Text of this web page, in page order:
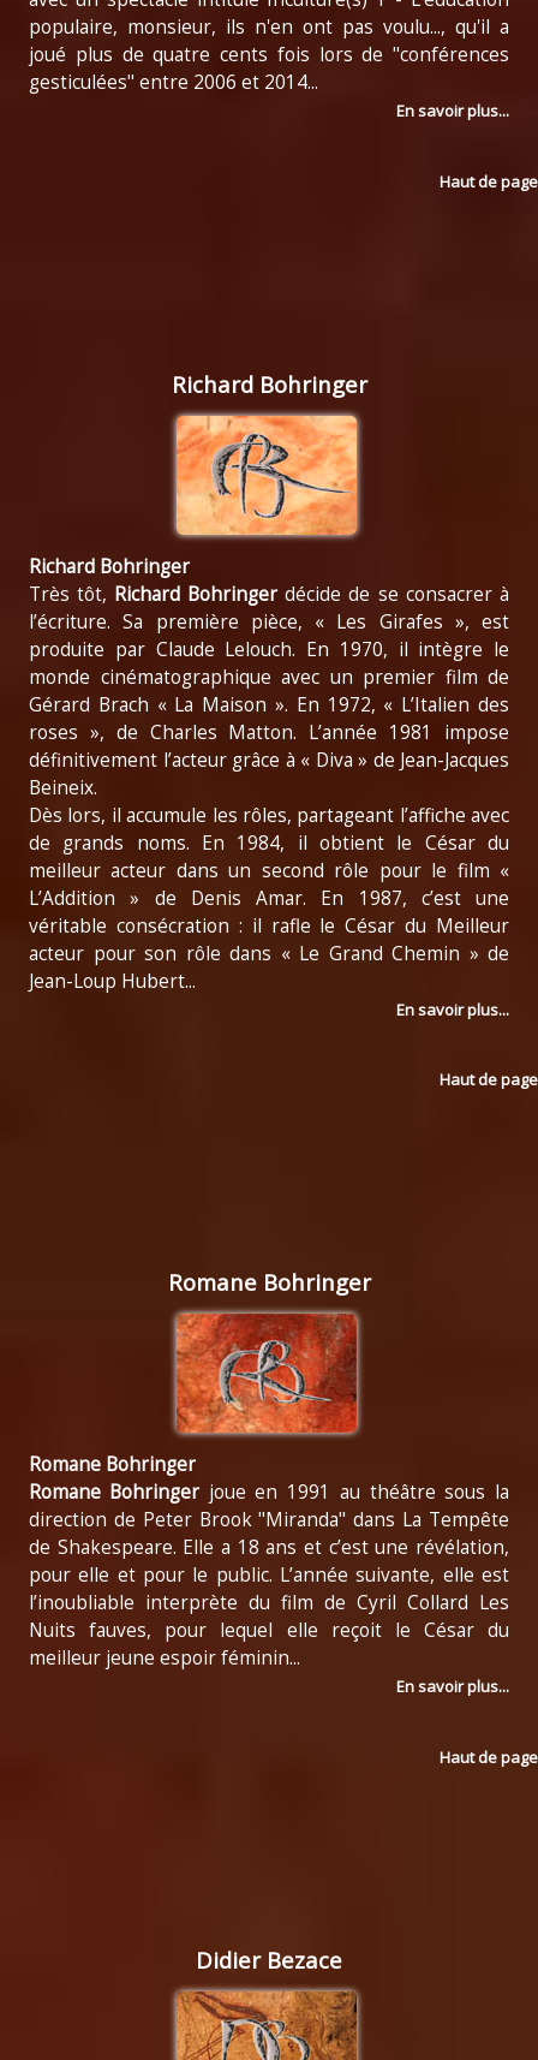
populaire, monsieur, ils n'en ont pas voulu..., qu'il a
joué plus de quatre cents fois lors de "conférences
gesticulées" entre 2006 et 2014...
En savoir plus...
Haut de page
Richard Bohringer
Richard Bohringer
Très tôt, Richard Bohringer décide de se consacrer à
l’écriture. Sa première pièce, « Les Girafes », est
produite par Claude Lelouch. En 1970, il intègre le
monde cinématographique avec un premier film de
Gérard Brach « La Maison ». En 1972, « L’Italien des
roses », de Charles Matton. L’année 1981 impose
définitivement l’acteur grâce à « Diva » de Jean-Jacques
Beineix.
Dès lors, il accumule les rôles, partageant l’affiche avec
de grands noms. En 1984, il obtient le César du
meilleur acteur dans un second rôle pour le film «
L’Addition » de Denis Amar. En 1987, c’est une
véritable consécration : il rafle le César du Meilleur
acteur pour son rôle dans « Le Grand Chemin » de
Jean-Loup Hubert...
En savoir plus...
Haut de page
Romane Bohringer
Romane Bohringer
Romane Bohringer joue en 1991 au théâtre sous la
direction de Peter Brook "Miranda" dans La Tempête
de Shakespeare. Elle a 18 ans et c’est une révélation,
pour elle et pour le public. L’année suivante, elle est
l’inoubliable interprète du film de Cyril Collard Les
Nuits fauves, pour lequel elle reçoit le César du
meilleur jeune espoir féminin...
En savoir plus...
Haut de page
Didier Bezace